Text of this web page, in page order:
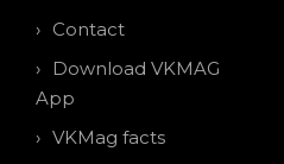
Contact
Download VKMAG
App
VKMag facts